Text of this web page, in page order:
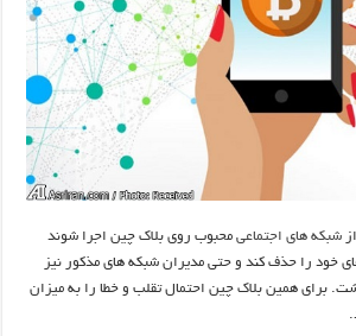
شبکه های اجتماعی محبوب روی بلاک چین اجرا شوند
خود را حذف کند و حتی مدیران شبکه های مذکور نیز
برای همین بلاک چین احتمال تقلب و خطا را به میزان